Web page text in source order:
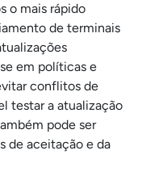
o mais rápido
de terminais
em políticas e
conflitos de
testar a atualização
pode ser
de aceitação e da